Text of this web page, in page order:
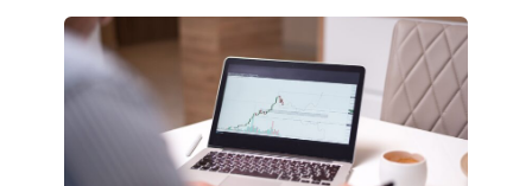
FINANCE
&
TECHNOLOGY